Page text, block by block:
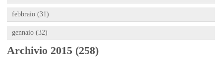
febbraio (31)
gennaio (32)
Archivio 2015 (258)